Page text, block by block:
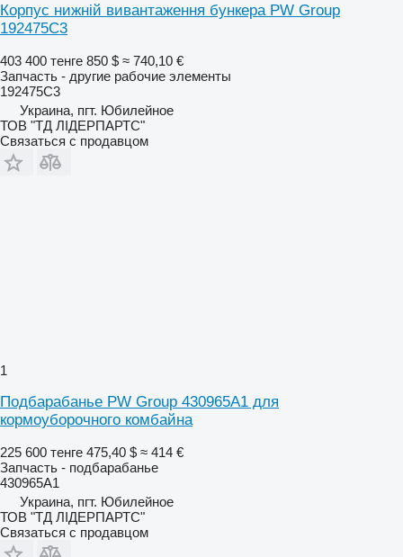
Корпус нижній вивантаження бункера PW Group
192475C3
403 400 тенге 850 $ ≈ 740,10 €
Запчасть - другие рабочие элементы
192475C3
Украина, пгт. Юбилейное
ТОВ "ТД ЛІДЕРПАРТС"
Связаться с продавцом
1
Подбарабанье PW Group 430965A1 для
кормоуборочного комбайна
225 600 тенге 475,40 $ ≈ 414 €
Запчасть - подбарабанье
430965A1
Украина, пгт. Юбилейное
ТОВ "ТД ЛІДЕРПАРТС"
Связаться с продавцом